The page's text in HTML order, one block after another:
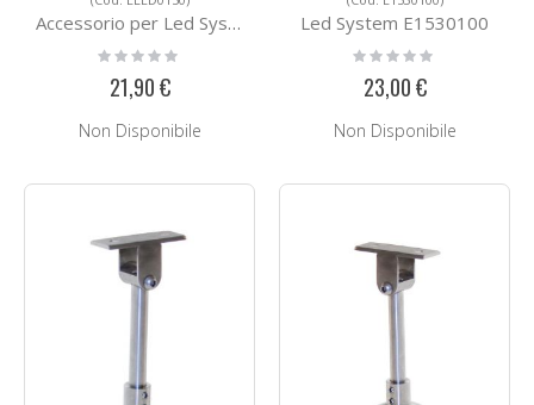
Accessorio per Led System ELED0150
Rating:
0%
21,90 €
Non Disponibile
Led System E1530100
Rating:
0%
23,00 €
Non Disponibile